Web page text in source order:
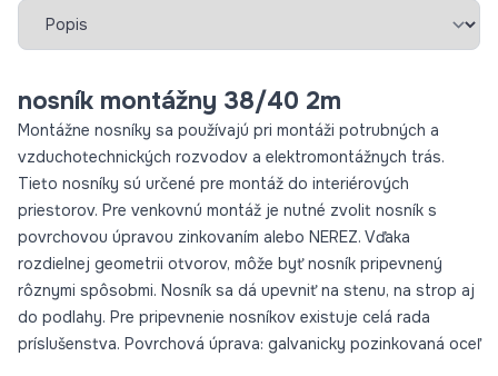
Vybrať záložku
nosník montážny 38/40 2m
Montážne nosníky sa používajú pri montáži potrubných a
vzduchotechnických rozvodov a elektromontážnych trás.
Tieto nosníky sú určené pre montáž do interiérových
priestorov. Pre venkovnú montáž je nutné zvolit nosník s
povrchovou úpravou zinkovaním alebo NEREZ. Vďaka
rozdielnej geometrii otvorov, môže byť nosník pripevnený
rôznymi spôsobmi. Nosník sa dá upevniť na stenu, na strop aj
do podlahy. Pre pripevnenie nosníkov existuje celá rada
príslušenstva. Povrchová úprava: galvanicky pozinkovaná oceľ